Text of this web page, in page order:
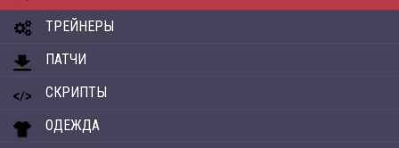
ТРЕЙНЕРЫ
ПАТЧИ
СКРИПТЫ
ОДЕЖДА